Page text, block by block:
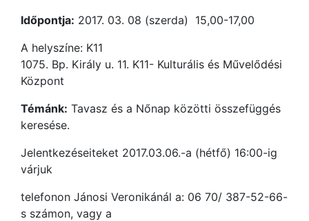
Időpontja: 2017. 03. 08 (szerda) 15,00-17,00
A helyszíne: K11
1075. Bp. Király u. 11. K11- Kulturális és Művelődési
Központ
Témánk: Tavasz és a Nőnap közötti összefüggés
keresése.
Jelentkezéseiteket 2017.03.06.-a (hétfő) 16:00-ig
várjuk
telefonon Jánosi Veronikánál a: 06 70/ 387-52-66-
s számon, vagy a